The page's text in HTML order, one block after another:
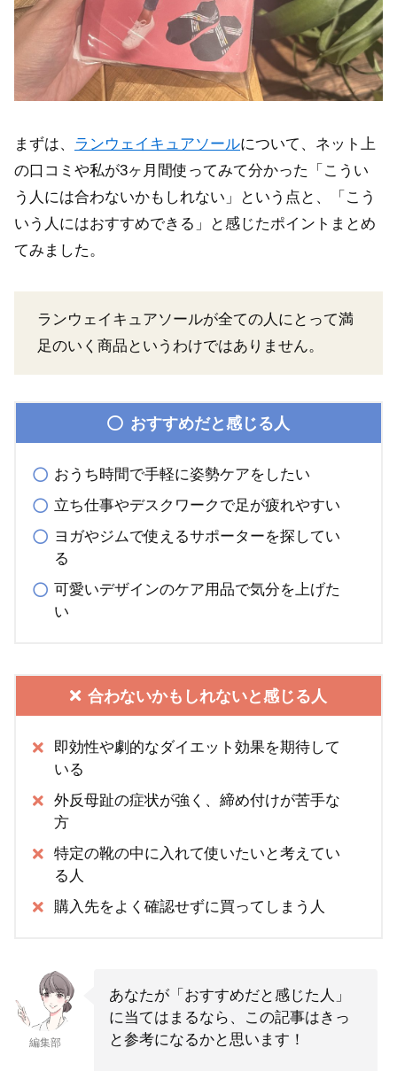
まずは、 ランウェイキュアソールについて、ネット上
の口コミや私が3ヶ月間使ってみて分かった「こうい
う人には合わないかもしれない」という点と、「こう
いう人にはおすすめできる」と感じたポイントまとめ
てみました。
ランウェイキュアソールが全ての人にとって満
足のいく商品というわけではありません。
おすすめだと感じる人
おうち時間で手軽に姿勢ケアをしたい
立ち仕事やデスクワークで足が疲れやすい
ヨガやジムで使えるサポーターを探してい
る
可愛いデザインのケア用品で気分を上げた
い
合わないかもしれないと感じる人
即効性や劇的なダイエット効果を期待して
いる
外反母趾の症状が強く、締め付けが苦手な
方
特定の靴の中に入れて使いたいと考えてい
る人
購入先をよく確認せずに買ってしまう人
編集部
あなたが「おすすめだと感じた人」
に当てはまるなら、この記事はきっ
と参考になるかと思います！